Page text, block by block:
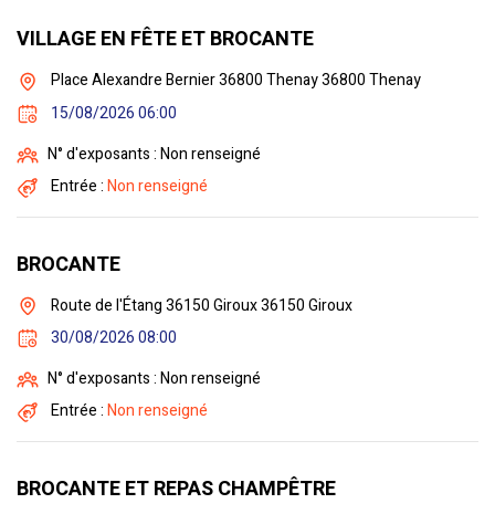
VILLAGE EN FÊTE ET BROCANTE
Place Alexandre Bernier 36800 Thenay 36800 Thenay
15/08/2026 06:00
N° d'exposants : Non renseigné
Entrée :Non renseigné
BROCANTE
Route de l'Étang 36150 Giroux 36150 Giroux
30/08/2026 08:00
N° d'exposants : Non renseigné
Entrée :Non renseigné
BROCANTE ET REPAS CHAMPÊTRE